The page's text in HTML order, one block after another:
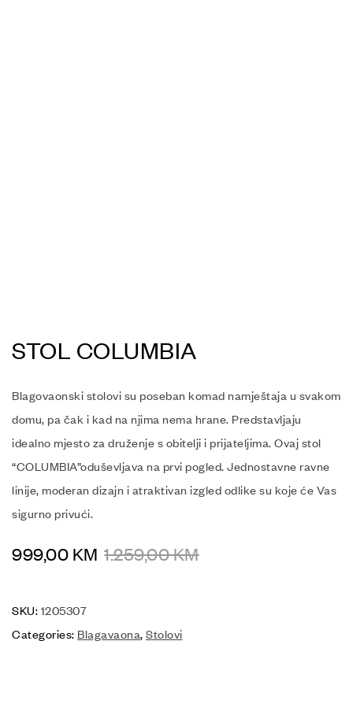
STOL COLUMBIA
Blagovaonski stolovi su poseban komad namještaja u svakom
domu, pa čak i kad na njima nema hrane. Predstavljaju
idealno mjesto za druženje s obitelji i prijateljima. Ovaj stol
“COLUMBIA”oduševljava na prvi pogled. Jednostavne ravne
linije, moderan dizajn i atraktivan izgled odlike su koje će Vas
sigurno privući.
1.259,00KM
999,00 KM
SKU: 1205307
Categories: Blagavaona, Stolovi